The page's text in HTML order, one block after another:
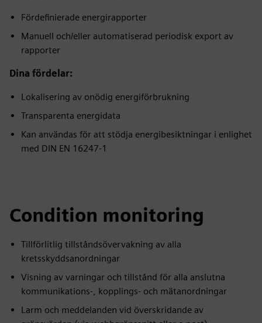
Fördefinierade energirapporter
Manuell och/eller automatiserad periodisk export av
rapporter
Dina fördelar:
Lokalisering av onödig energiförbrukning
Transparenta energidata
Kan användas för att stödja energibesiktningar i enlighet
med DIN EN 16247-1
Condition monitoring
Tillförlitlig tillståndsövervakning av alla
kretsskyddsanordningar
Visning av varningar och tillstånd för alla anslutna
kommunikations-, kopplings- och mätanordningar
Larm och meddelanden vid överskridande av